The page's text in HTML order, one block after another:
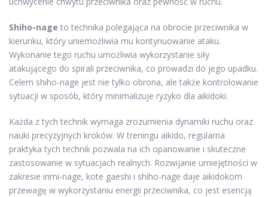
Shiho-nage to technika polegająca na obrocie przeciwnika w
kierunku, który uniemożliwia mu kontynuowanie ataku.
Wykonanie tego ruchu umożliwia wykorzystanie siły
atakującego do spirali przeciwnika, co prowadzi do jego upadku.
Celem shiho-nage jest nie tylko obrona, ale także kontrolowanie
sytuacji w sposób, który minimalizuje ryzyko dla aikidoki.
Każda z tych technik wymaga zrozumienia dynamiki ruchu oraz
nauki precyzyjnych kroków. W treningu aikido, regularna
praktyka tych technik pozwala na ich opanowanie i skuteczne
zastosowanie w sytuacjach realnych. Rozwijanie umiejętności w
zakresie irimi-nage, kote gaeshi i shiho-nage daje aikidokom
przewagę w wykorzystaniu energii przeciwnika, co jest esencją